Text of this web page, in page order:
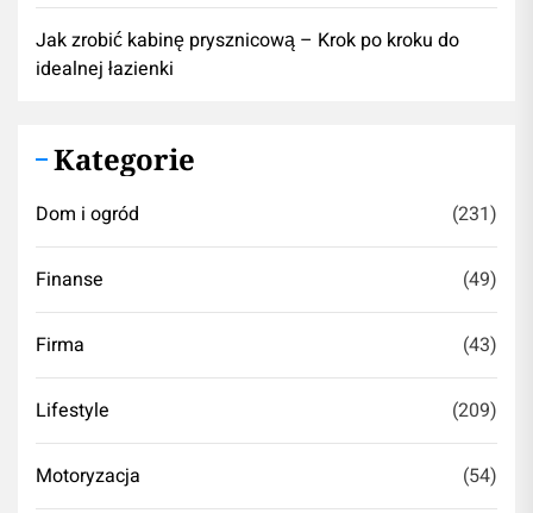
Jak zrobić kabinę prysznicową – Krok po kroku do
idealnej łazienki
Kategorie
Dom i ogród (231)
Finanse (49)
Firma (43)
Lifestyle (209)
Motoryzacja (54)